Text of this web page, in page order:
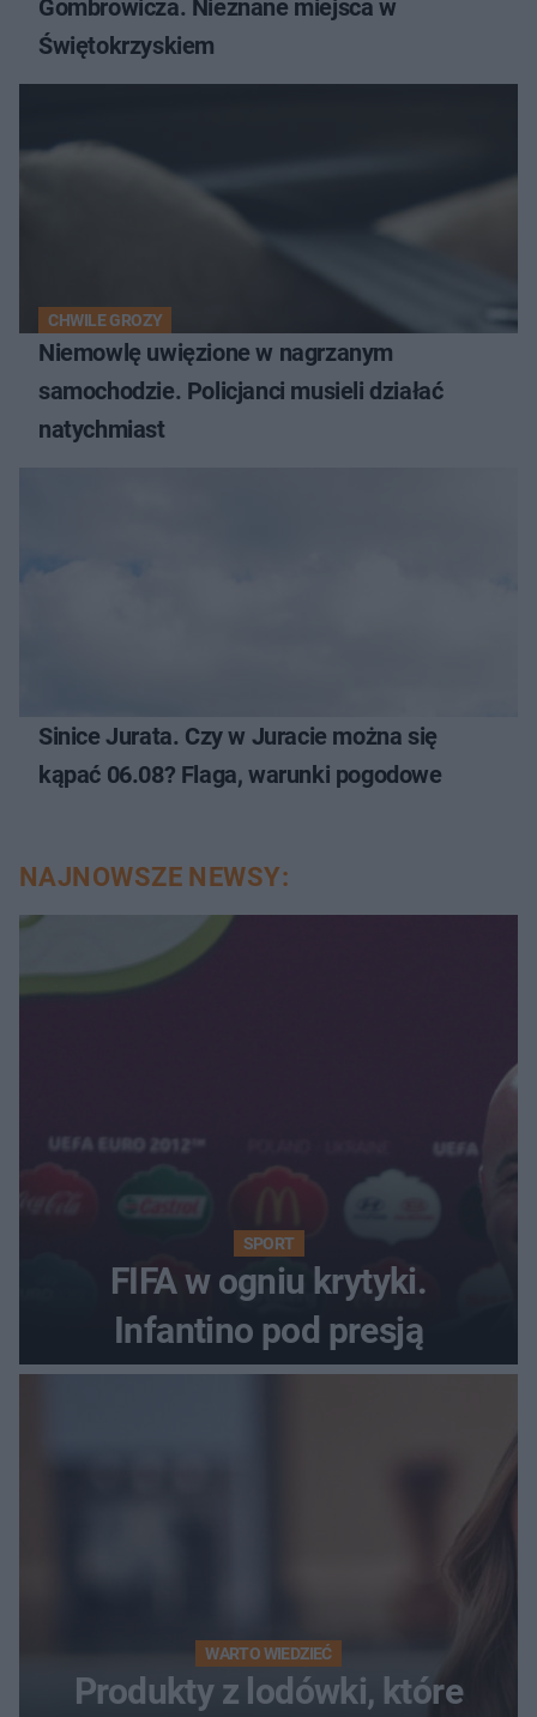
Gombrowicza. Nieznane miejsca w
Świętokrzyskiem
CHWILE GROZY
Niemowlę uwięzione w nagrzanym
samochodzie. Policjanci musieli działać
natychmiast
Sinice Jurata. Czy w Juracie można się
kąpać 06.08? Flaga, warunki pogodowe
NAJNOWSZE NEWSY:
SPORT
FIFA w ogniu krytyki.
Infantino pod presją
WARTO WIEDZIEĆ
Produkty z lodówki, które